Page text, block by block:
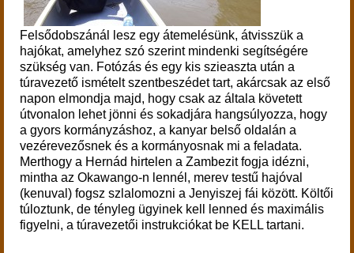
Felsődobszánál lesz egy átemelésünk, átvisszük a
hajókat, amelyhez szó szerint mindenki segítségére
szükség van. Fotózás és egy kis szieaszta után a
túravezető ismételt szentbeszédet tart, akárcsak az első
napon elmondja majd, hogy csak az általa követett
útvonalon lehet jönni és sokadjára hangsúlyozza, hogy
a gyors kormányzáshoz, a kanyar belső oldalán a
vezérevezősnek és a kormányosnak mi a feladata.
Merthogy a Hernád hirtelen a Zambezit fogja idézni,
mintha az Okawango-n lennél, merev testű hajóval
(kenuval) fogsz szlalomozni a Jenyiszej fái között. Költői
túloztunk, de tényleg ügyinek kell lenned és maximális
figyelni, a túravezetői instrukciókat be KELL tartani.